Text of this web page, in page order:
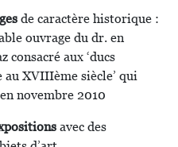
de caractère historique :
ouvrage du dr. en
consacré aux ‘ducs
au XVIIIème siècle’ qui
novembre 2010
avec des